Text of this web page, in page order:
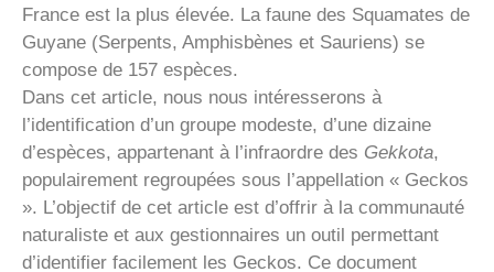
France est la plus élevée. La faune des Squamates de
Guyane (Serpents, Amphisbènes et Sauriens) se
compose de 157 espèces.
Dans cet article, nous nous intéresserons à
l’identification d’un groupe modeste, d’une dizaine
d’espèces, appartenant à l’infraordre des Gekkota,
populairement regroupées sous l’appellation « Geckos
». L’objectif de cet article est d’offrir à la communauté
naturaliste et aux gestionnaires un outil permettant
d’identifier facilement les Geckos. Ce document